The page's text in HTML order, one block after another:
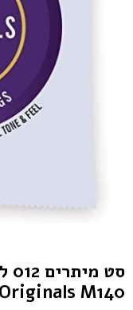
Originals M140